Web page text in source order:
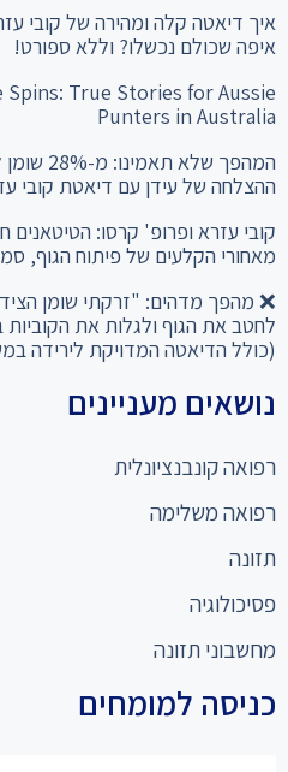
איך דיאטה קלה ומהירה של קובי
איפה שכולם נכשלו? וללא ספורט!
Spins: True Stories for Aussie
Punters in Australia
המהפך
ההצלחה של עידן עם דיאטת קובי
קובי עזרא ופרופ' קרסו:
מאחורי הקלעים של פיתוח הגוף,
❌ מהפך מדהים: "זרקתי שומן
(כולל הדיאטה המדויקת לירידה
נושאים מעניינים
רפואה קונבנציונלית
רפואה משלימה
תזונה
פסיכולוגיה
מחשבוני תזונה
כניסה למומחים